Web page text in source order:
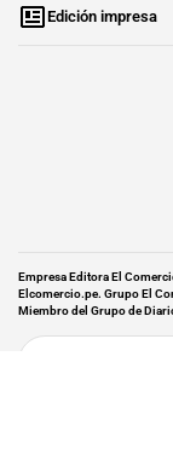
Edición impresa
Empresa Editora El
Elcomercio.pe. Grupo El
Miembro del Grupo de